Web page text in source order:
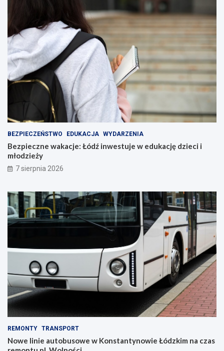
BEZPIECZEŃSTWO EDUKACJA WYDARZENIA
Bezpieczne wakacje: Łódź inwestuje w edukację dzieci i
młodzieży
7 sierpnia 2026
REMONTY TRANSPORT
Nowe linie autobusowe w Konstantynowie Łódzkim na czas